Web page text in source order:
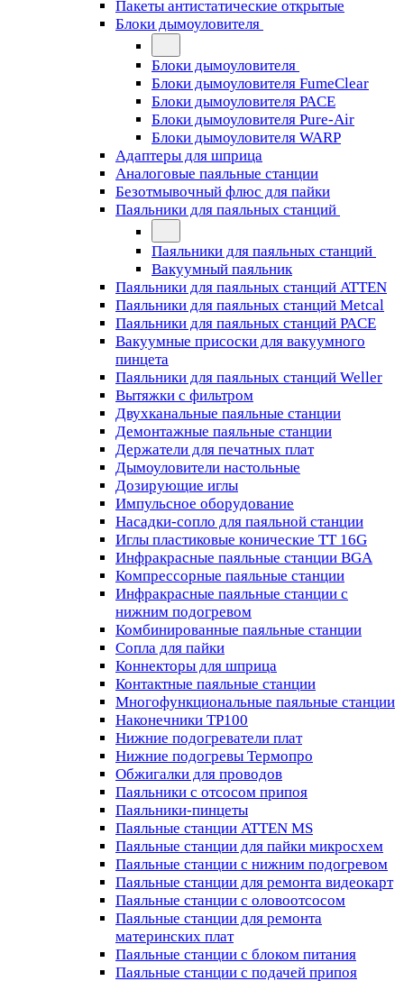
Пакеты антистатические открытые
Блоки дымоуловителя
Блоки дымоуловителя
Блоки дымоуловителя FumeClear
Блоки дымоуловителя PACE
Блоки дымоуловителя Pure-Air
Блоки дымоуловителя WARP
Адаптеры для шприца
Аналоговые паяльные станции
Безотмывочный флюс для пайки
Паяльники для паяльных станций
Паяльники для паяльных станций
Вакуумный паяльник
Паяльники для паяльных станций ATTEN
Паяльники для паяльных станций Metcal
Паяльники для паяльных станций PACE
Вакуумные присоски для вакуумного
пинцета
Паяльники для паяльных станций Weller
Вытяжки с фильтром
Двухканальные паяльные станции
Демонтажные паяльные станции
Держатели для печатных плат
Дымоуловители настольные
Дозирующие иглы
Импульсное оборудование
Насадки-сопло для паяльной станции
Иглы пластиковые конические TT 16G
Инфракрасные паяльные станции BGA
Компрессорные паяльные станции
Инфракрасные паяльные станции с
нижним подогревом
Комбинированные паяльные станции
Сопла для пайки
Коннекторы для шприца
Контактные паяльные станции
Многофункциональные паяльные станции
Наконечники TP100
Нижние подогреватели плат
Нижние подогревы Термопро
Обжигалки для проводов
Паяльники с отсосом припоя
Паяльники-пинцеты
Паяльные станции ATTEN MS
Паяльные станции для пайки микросхем
Паяльные станции с нижним подогревом
Паяльные станции для ремонта видеокарт
Паяльные станции с оловоотсосом
Паяльные станции для ремонта
материнских плат
Паяльные станции с блоком питания
Паяльные станции с подачей припоя